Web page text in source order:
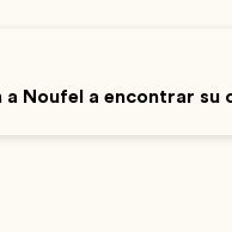
Noufel a encontrar su